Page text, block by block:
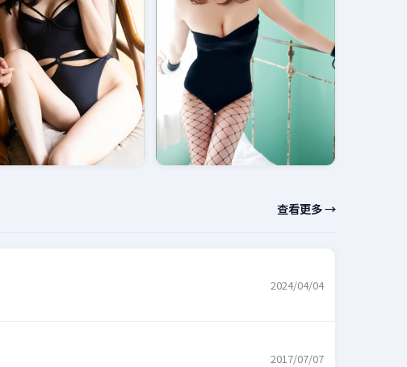
查看更多 →
2024/04/04
2017/07/07